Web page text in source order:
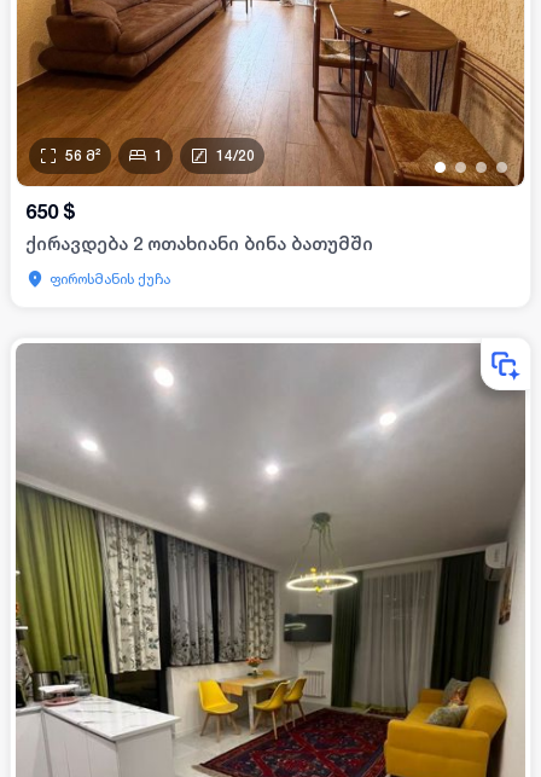
••••
56 მ² 1 14/20
650 $
ქირავდება 2 ოთახიანი ბინა ბათუმში
ფიროსმანის ქუჩა